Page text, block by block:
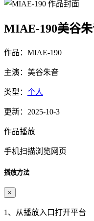
MIAE-190美谷
作品：MIAE-190
主演：美谷朱音
类型： 个人
更新：2025-10-3
作品播放
手机扫描浏览网页
播放方法
×
1、从播放入口打开平台